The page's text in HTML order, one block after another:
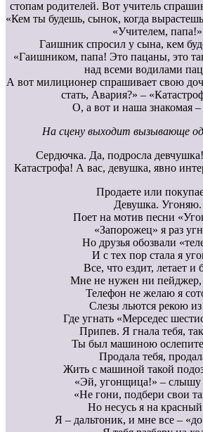
стопам родителей. Вот учитель
«Кем ты будешь, сынок, когда
«Учителем, папа!»
Гаишник спросил у сына, кем
«Гаишником, папа! Это пацаны, это
над всеми водилами
А вот милиционер спрашивает свою
стать, Авария?» –
О, а вот и наша знакомая
На сцену выходит вызывающе
Сердючка. Да, подросла
Катастрофа! А вас, девушка, явно
Продаете или
Девушка. Угоняю.
Поет на мотив песни
«Запорожец» я раз
Но друзья обозвали
И с тех пор стала я
Все, что ездит, летает и
Мне не нужен ни пейджер,
Телефон не желаю я
Слезы льются рекою из
Где угнать «Мерседес
Припев. Я гнала тебя,
Ты был машиною
Продала тебя,
Жить с машиной такой
«Эй, угонщица!» – слышу
«Не гони, подбери свои
Но несусь я на красный
Я – дальтоник, и мне все –